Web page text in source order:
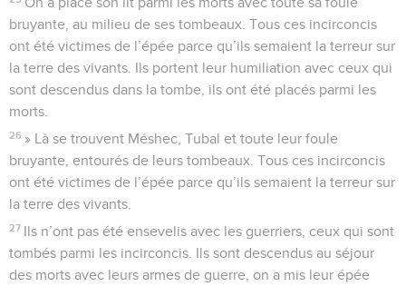
bruyante, au milieu de ses tombeaux. Tous ces incirconcis
ont été victimes de l’épée parce qu’ils semaient la terreur sur
la terre des vivants. Ils portent leur humiliation avec ceux qui
sont descendus dans la tombe, ils ont été placés parmi les
morts.
26 » Là se trouvent Méshec, Tubal et toute leur foule
bruyante, entourés de leurs tombeaux. Tous ces incirconcis
ont été victimes de l’épée parce qu’ils semaient la terreur sur
la terre des vivants.
27 Ils n’ont pas été ensevelis avec les guerriers, ceux qui sont
tombés parmi les incirconcis. Ils sont descendus au séjour
des morts avec leurs armes de guerre, on a mis leur épée